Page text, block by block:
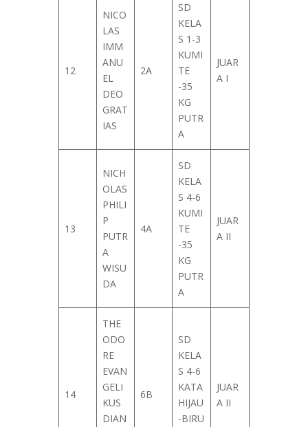
12
NICO
LAS
IMM
ANU
EL
DEO
GRAT
IAS
2A
SD
KELA
S 1-3
KUMI
TE
-35
KG
PUTR
A
JUAR
A I
13
NICH
OLAS
PHILI
P
PUTR
A
WISU
DA
4A
SD
KELA
S 4-6
KUMI
TE
-35
KG
PUTR
A
JUAR
A II
14
THE
ODO
RE
EVAN
GELI
KUS
DIAN
6B
SD
KELA
S 4-6
KATA
HIJAU
-BIRU
JUAR
A II